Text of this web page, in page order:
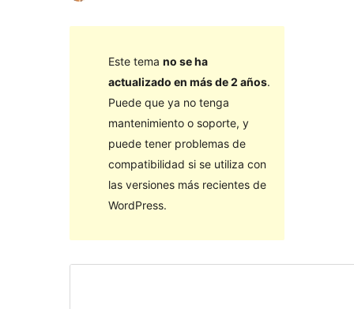
Este tema no se ha
actualizado en más de 2 años.
Puede que ya no tenga
mantenimiento o soporte, y
puede tener problemas de
compatibilidad si se utiliza con
las versiones más recientes de
WordPress.